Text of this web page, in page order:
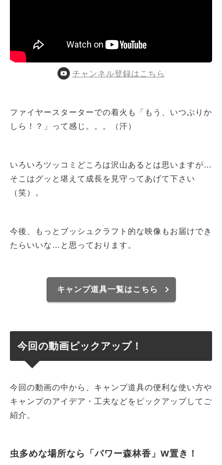
チャンネル登録はこちら
ファイヤースターターでの着火も「もう、いつぶりか
しら！？」って感じ。。。（汗）
いろいろツッコミどころは沢山あるとは思いますが…
そこはグッと堪えて成長を見守ってあげて下さい
（笑）。
今後、もっとブッシュクラフト的な映像もお届けでき
たらいいな…と思っております。
キャンプ道具一覧はこちら
今回の動画ピックアップ！
今回の動画の中から、キャンプ道具の便利な使い方や
キャンプのアイデア・工夫などをピックアップしてご
紹介。
虫多めな場所なら「パワー森林香」W置き！